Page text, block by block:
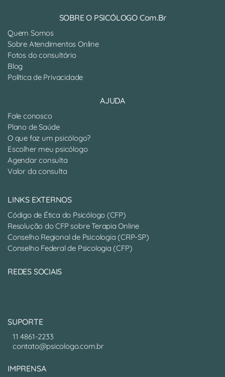
SOBRE O PSICÓLOGO Com.Br
Quem Somos
Sobre Atendimentos Online
Fotos do consultório
Blog
Política de Privacidade
AJUDA
Fale conosco
Plano de Saúde
O que faz um psicólogo?
Escolher meu psicólogo
Agendar consulta
Valor da consulta
LINKS EXTERNOS
Código de Ética do Psicólogo (CFP)
Resolução do CFP sobre Terapia Online
Conselho Regional de Psicologia (CRP-SP)
Conselho Federal de Psicologia (CFP)
REDES SOCIAIS
SUPORTE
11 4861-2233
contato@psicologo.com.br
IMPRENSA